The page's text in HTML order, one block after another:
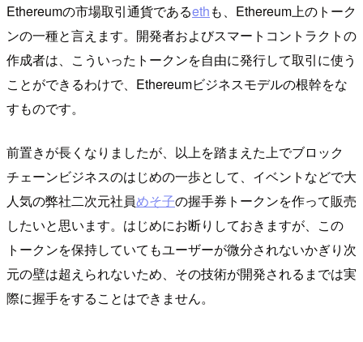
Ethereumの市場取引通貨であるethも、Ethereum上のトーク
ンの一種と言えます。開発者およびスマートコントラクトの
作成者は、こういったトークンを自由に発行して取引に使う
ことができるわけで、Ethereumビジネスモデルの根幹をな
すものです。
前置きが長くなりましたが、以上を踏まえた上でブロック
チェーンビジネスのはじめの一歩として、イベントなどで大
人気の弊社二次元社員めそ子の握手券トークンを作って販売
したいと思います。はじめにお断りしておきますが、この
トークンを保持していてもユーザーが微分されないかぎり次
元の壁は超えられないため、その技術が開発されるまでは実
際に握手をすることはできません。